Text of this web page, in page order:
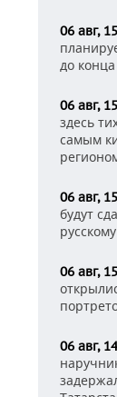
06 авг,
до конца
06 авг,
здесь
самым
06 авг,
будут
06 авг,
06 авг,